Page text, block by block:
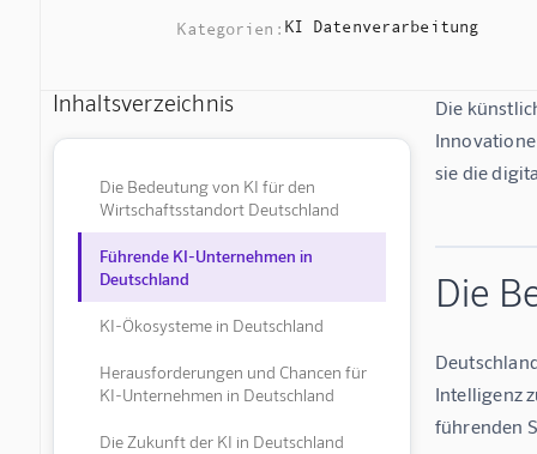
Kategorien: KI Datenverarbeitung
Inhaltsverzeichnis
Die Bedeutung von KI für den
Wirtschaftsstandort Deutschland
Führende KI-Unternehmen in
Deutschland
KI-Ökosysteme in Deutschland
Herausforderungen und Chancen für
KI-Unternehmen in Deutschland
Die Zukunft der KI in Deutschland
Die
sie die
Die
Intelligenz
führenden